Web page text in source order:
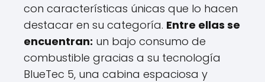
con características únicas que lo hacen
destacar en su categoría. Entre ellas se
encuentran: un bajo consumo de
combustible gracias a su tecnología
BlueTec 5, una cabina espaciosa y